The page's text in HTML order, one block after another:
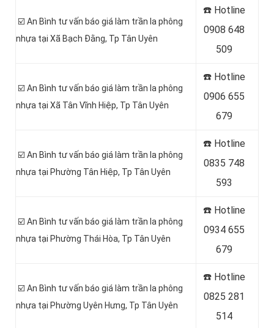
☑️ An Bình tư vấn báo giá làm trần la phông
nhựa tại Xã Bạch Đằng, Tp Tân Uyên
☎️ Hotline
0908 648
509
☑️ An Bình tư vấn báo giá làm trần la phông
nhựa tại Xã Tân Vĩnh Hiệp, Tp Tân Uyên
☎️ Hotline
0906 655
679
☑️ An Bình tư vấn báo giá làm trần la phông
nhựa tại Phường Tân Hiệp, Tp Tân Uyên
☎️ Hotline
0835 748
593
☑️ An Bình tư vấn báo giá làm trần la phông
nhựa tại Phường Thái Hòa, Tp Tân Uyên
☎️ Hotline
0934 655
679
☑️ An Bình tư vấn báo giá làm trần la phông
nhựa tại Phường Uyên Hưng, Tp Tân Uyên
☎️ Hotline
0825 281
514